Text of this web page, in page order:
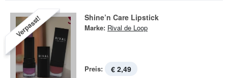
Verpasst! Shine’n Care Lipstick
Marke: Rival de Loop
Preis: € 2,49